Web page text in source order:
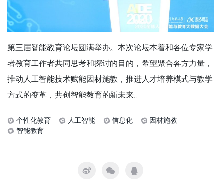
第三届智能教育论坛圆满举办。本次论坛本着和各位专家学
者教育工作者共同思考和探讨的目的，希望聚合各方力量，
推动人工智能技术赋能因材施教，推进人才培养模式与教学
方式的变革，共创智能教育的新未来。
个性化教育 人工智能 信息化
因材施教
智能教育